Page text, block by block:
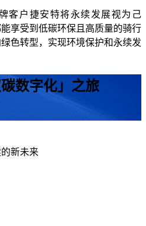
客户捷安特将永续发展视为己
享受到低碳环保且高质量的骑行
色转型，实现环境保护和永续发
数字化」之旅
新未来